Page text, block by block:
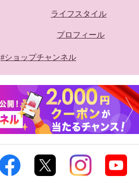
ライフスタイル
プロフィール
#ショップチャンネル